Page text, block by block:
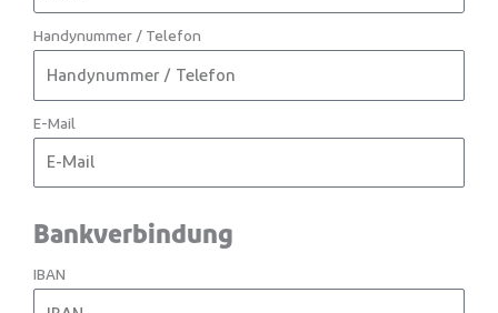
Handynummer / Telefon
E-Mail
Bankverbindung
IBAN